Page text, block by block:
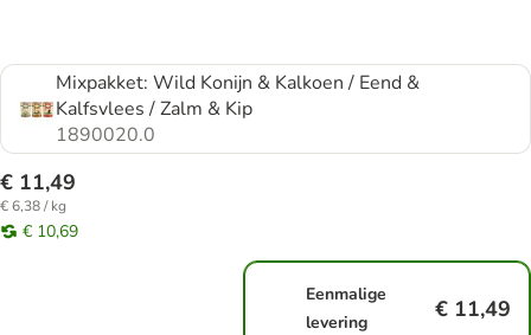
Mixpakket: Wild Konijn & Kalkoen / Eend &
Kalfsvlees / Zalm & Kip
1890020.0
€ 11,49
€ 6,38 / kg
€ 10,69
Eenmalige
levering
€ 11,49